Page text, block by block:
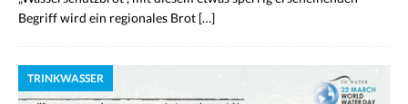
Begriff wird ein regionales Brot […]
TRINKWASSER